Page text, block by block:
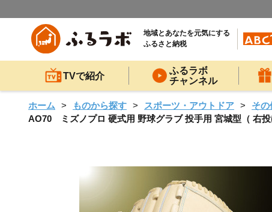
地域とあなたを元気にする
ふるさと納税
TVで紹介
ふるラボ
チャンネル
ホーム ものから探す スポーツ・アウトドア
その
AO70 ミズノプロ 硬式用 野球グラブ 投手用 宮城型（ 右